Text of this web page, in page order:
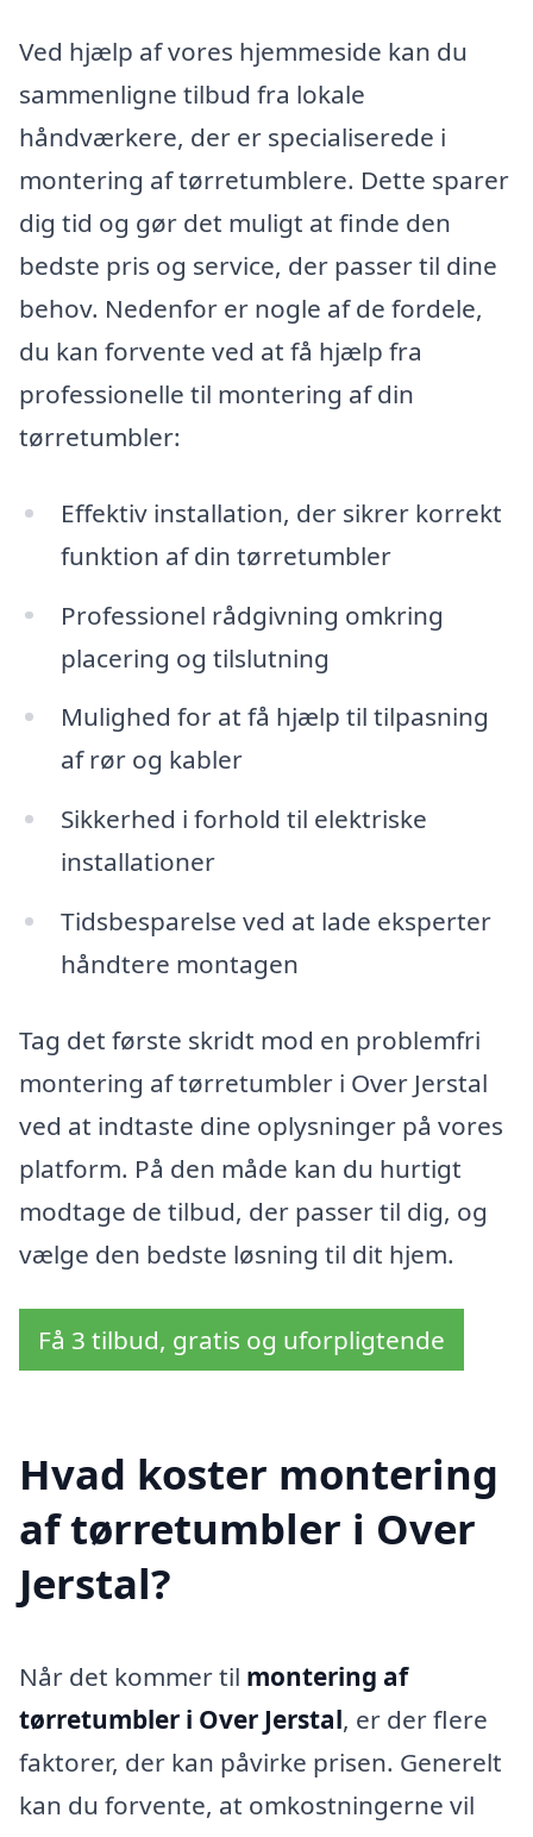
Ved hjælp af vores hjemmeside kan du
sammenligne tilbud fra lokale
håndværkere, der er specialiserede i
montering af tørretumblere. Dette sparer
dig tid og gør det muligt at finde den
bedste pris og service, der passer til dine
behov. Nedenfor er nogle af de fordele,
du kan forvente ved at få hjælp fra
professionelle til montering af din
tørretumbler:
Effektiv installation, der sikrer korrekt
funktion af din tørretumbler
Professionel rådgivning omkring
placering og tilslutning
Mulighed for at få hjælp til tilpasning
af rør og kabler
Sikkerhed i forhold til elektriske
installationer
Tidsbesparelse ved at lade eksperter
håndtere montagen
Tag det første skridt mod en problemfri
montering af tørretumbler i Over Jerstal
ved at indtaste dine oplysninger på vores
platform. På den måde kan du hurtigt
modtage de tilbud, der passer til dig, og
vælge den bedste løsning til dit hjem.
Få 3 tilbud, gratis og uforpligtende
Hvad koster montering
af tørretumbler i Over
Jerstal?
Når det kommer til montering af
tørretumbler i Over Jerstal, er der flere
faktorer, der kan påvirke prisen. Generelt
kan du forvente, at omkostningerne vil